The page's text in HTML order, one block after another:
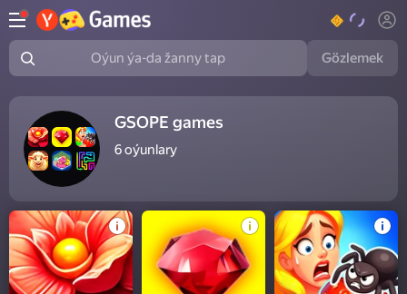
Oýun ýa-da žanny tap Gözlemek
GSOPE games
6oýunlary